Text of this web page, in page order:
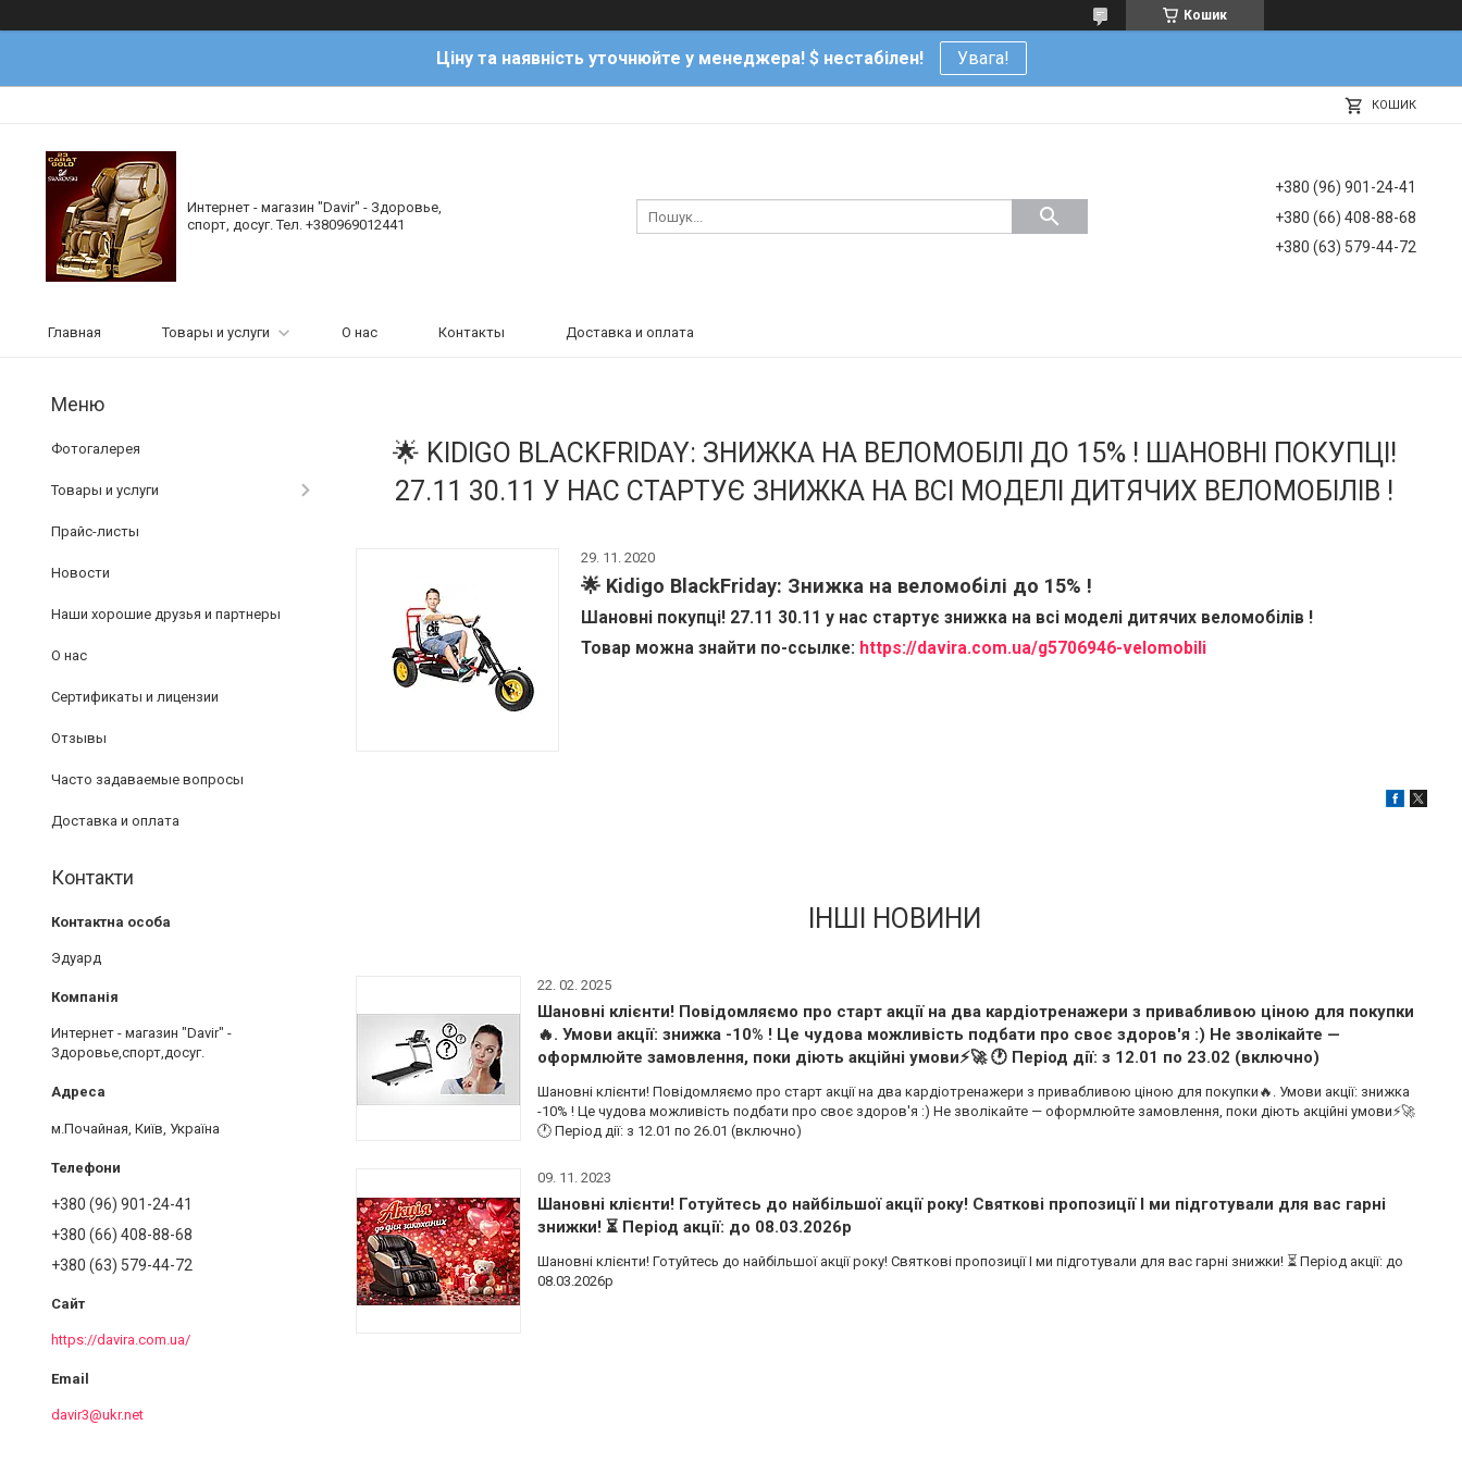
Кошик
Ціну та наявність уточнюйте у менеджера! $ нестабілен! Увага!
КОШИК
Интернет - магазин "Davir" - Здоровье,
спорт, досуг. Тел. +380969012441
+380 (96) 901-24-41
+380 (66) 408-88-68
+380 (63) 579-44-72
Главная Товары и услуги О нас Контакты Доставка и оплата
🌟 KIDIGO BLACKFRIDAY: ЗНИЖКА НА ВЕЛОМОБІЛІ ДО 15% ! ШАНОВНІ ПОКУПЦІ!
27.11 30.11 У НАС СТАРТУЄ ЗНИЖКА НА ВСІ МОДЕЛІ ДИТЯЧИХ ВЕЛОМОБІЛІВ !
29. 11. 2020
🌟 Kidigo BlackFriday: Знижка на веломобілі до 15% !
Шановні покупці! 27.11 30.11 у нас стартує знижка на всі моделі дитячих веломобілів !
Товар можна знайти по-ссылке: https://davira.com.ua/g5706946-velomobili
ІНШІ НОВИНИ
22. 02. 2025
Шановні клієнти! Повідомляємо про старт акції на два кардіотренажери з привабливою ціною для покупки
🔥. Умови акції: знижка -10% ! Це чудова можливість подбати про своє здоров'я :) Не зволікайте —
оформлюйте замовлення, поки діють акційні умови⚡🚀 🕐 Період дії: з 12.01 по 23.02 (включно)
Шановні клієнти! Повідомляємо про старт акції на два кардіотренажери з привабливою ціною для покупки🔥. Умови акції: знижка
-10% ! Це чудова можливість подбати про своє здоров'я :) Не зволікайте — оформлюйте замовлення, поки діють акційні умови⚡🚀
🕐 Період дії: з 12.01 по 26.01 (включно)
09. 11. 2023
Шановні клієнти! Готуйтесь до найбільшої акції року! Святкові пропозиції І ми підготували для вас гарні
знижки! ⏳ Період акції: до 08.03.2026р
Шановні клієнти! Готуйтесь до найбільшої акції року! Святкові пропозиції І ми підготували для вас гарні знижки! ⏳ Період акції: до
08.03.2026р
Фотогалерея
Товары и услуги
Прайс-листы
Новости
Наши хорошие друзья и партнеры
О нас
Сертификаты и лицензии
Отзывы
Часто задаваемые вопросы
Доставка и оплата
Контакти
Эдуард
Интернет - магазин "Davir" -
Здоровье,спорт,досуг.
м.Почайная, Київ, Україна
+380 (96) 901-24-41
+380 (66) 408-88-68
+380 (63) 579-44-72
https://davira.com.ua/
davir3@ukr.net